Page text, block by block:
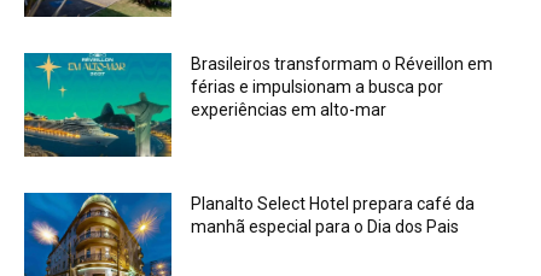
Brasileiros transformam o Réveillon em
férias e impulsionam a busca por
experiências em alto-mar
Planalto Select Hotel prepara café da
manhã especial para o Dia dos Pais